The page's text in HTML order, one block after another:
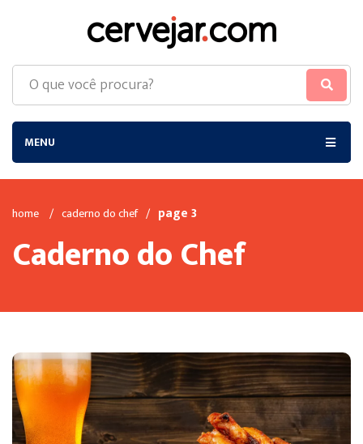
MENU
home / caderno do chef / page 3
Caderno do Chef